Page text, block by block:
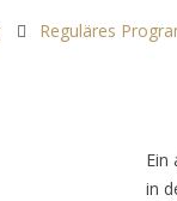
Reguläres
Ein
in